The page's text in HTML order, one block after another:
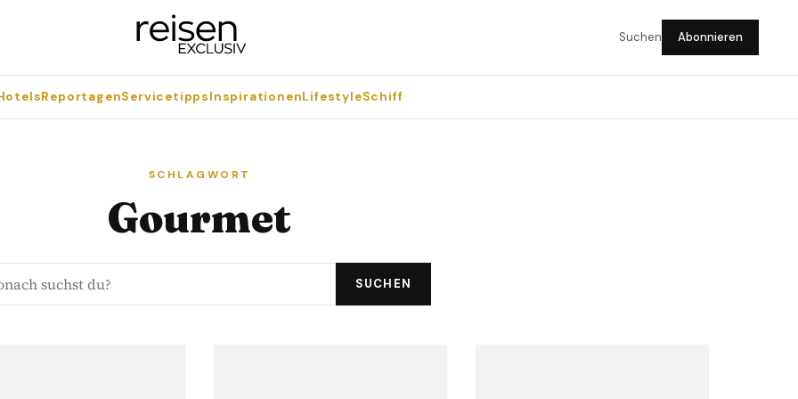
Suchen Abonnieren
ReportagenServicetippsInspirationenLifestyleSchiff
SCHLAGWORT
Gourmet
SUCHEN